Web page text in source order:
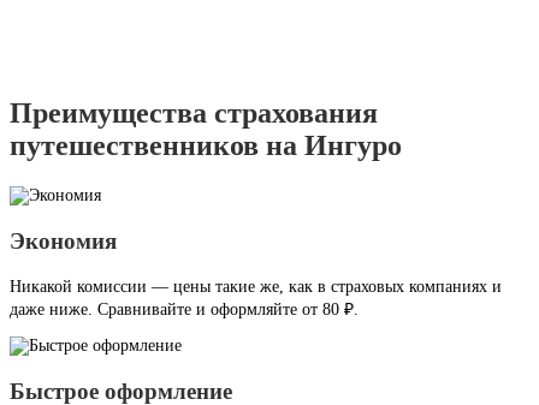
Преимущества страхования
путешественников на Ингуро
Экономия
Никакой комиссии — цены такие же, как в страховых компаниях и
даже ниже. Сравнивайте и оформляйте от 80 ₽.
Быстрое оформление